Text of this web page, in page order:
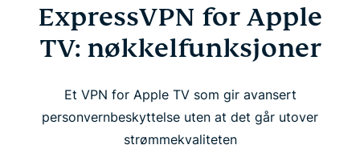
ExpressVPN for Apple
TV: nøkkelfunksjoner
Et VPN for Apple TV som gir avansert
personvernbeskyttelse uten at det går utover
strømmekvaliteten